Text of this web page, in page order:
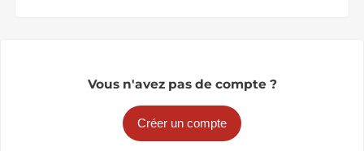
Vous n'avez pas de compte ?
Créer un compte